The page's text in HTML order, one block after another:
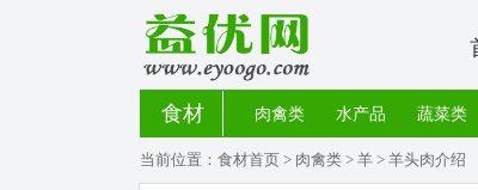
食材 肉禽类 水产品 蔬菜类
当前位置： 食材首页 > 肉禽类 > 羊 > 羊头肉介绍